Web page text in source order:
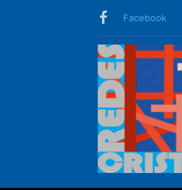
Facebook